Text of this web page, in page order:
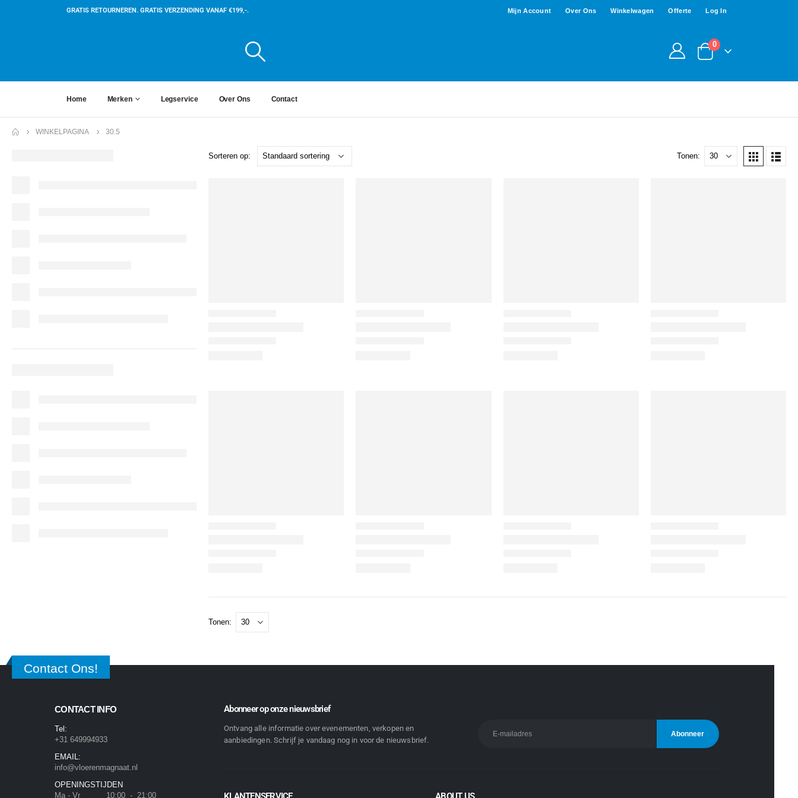
GRATIS RETOURNEREN. GRATIS VERZENDING VANAF €199,-. Mijn Account Over Ons Winkelwagen Offerte Log In
0
Home Merken Legservice Over Ons Contact
WINKELPAGINA 30.5
Sorteren op: Tonen:
Tonen:
Contact Ons!
CONTACT INFO
Tel:
+31 649994933
EMAIL:
info@vloerenmagnaat.nl
OPENINGSTIJDEN
Ma - Vr 10:00 - 21:00
Abonneer op onze nieuwsbrief
Ontvang alle informatie over evenementen, verkopen en
aanbiedingen. Schrijf je vandaag nog in voor de nieuwsbrief.